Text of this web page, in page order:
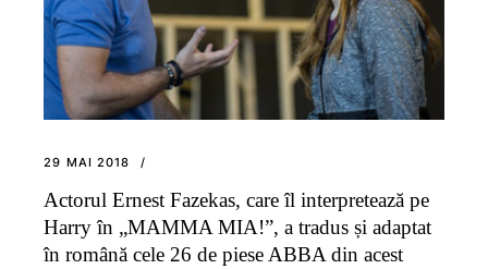
29 MAI 2018
Actorul Ernest Fazekas, care îl interpretează pe
Harry în „MAMMA MIA!”, a tradus și adaptat
în română cele 26 de piese ABBA din acest